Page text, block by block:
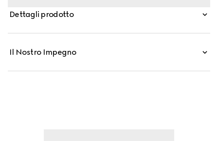
Brillant è racchiuso in un astuccio dorato, mentre il tappo
Dettagli prodotto
Il Nostro Impegno